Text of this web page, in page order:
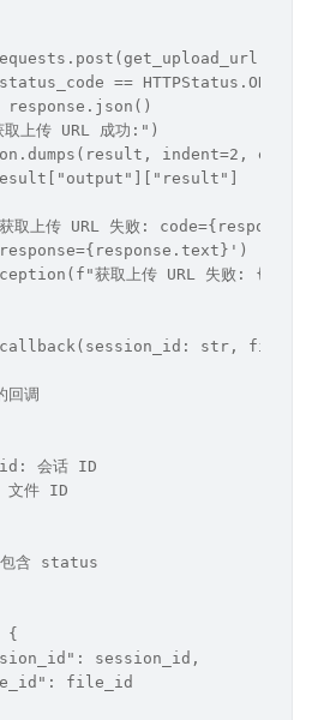
== HTTPStatus.OK:
URL 成功:")
indent=2,
URL 失败:
获取上传 URL 失败:
str,
调
话 ID
ID
status
session_id,
file_id